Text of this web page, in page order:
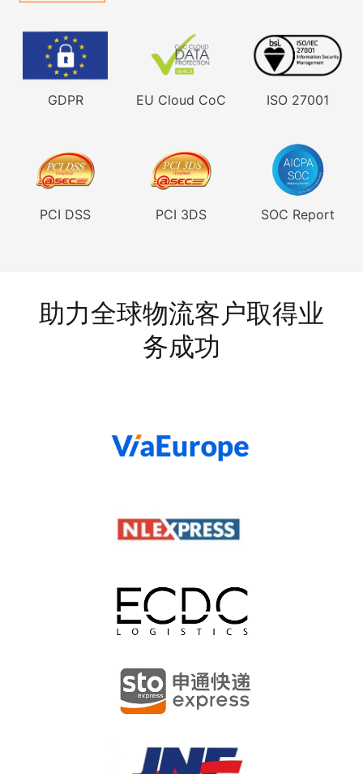
GDPR EU Cloud CoC ISO 27001
PCI DSS PCI 3DS SOC Report
助力全球物流客户取得业
务成功